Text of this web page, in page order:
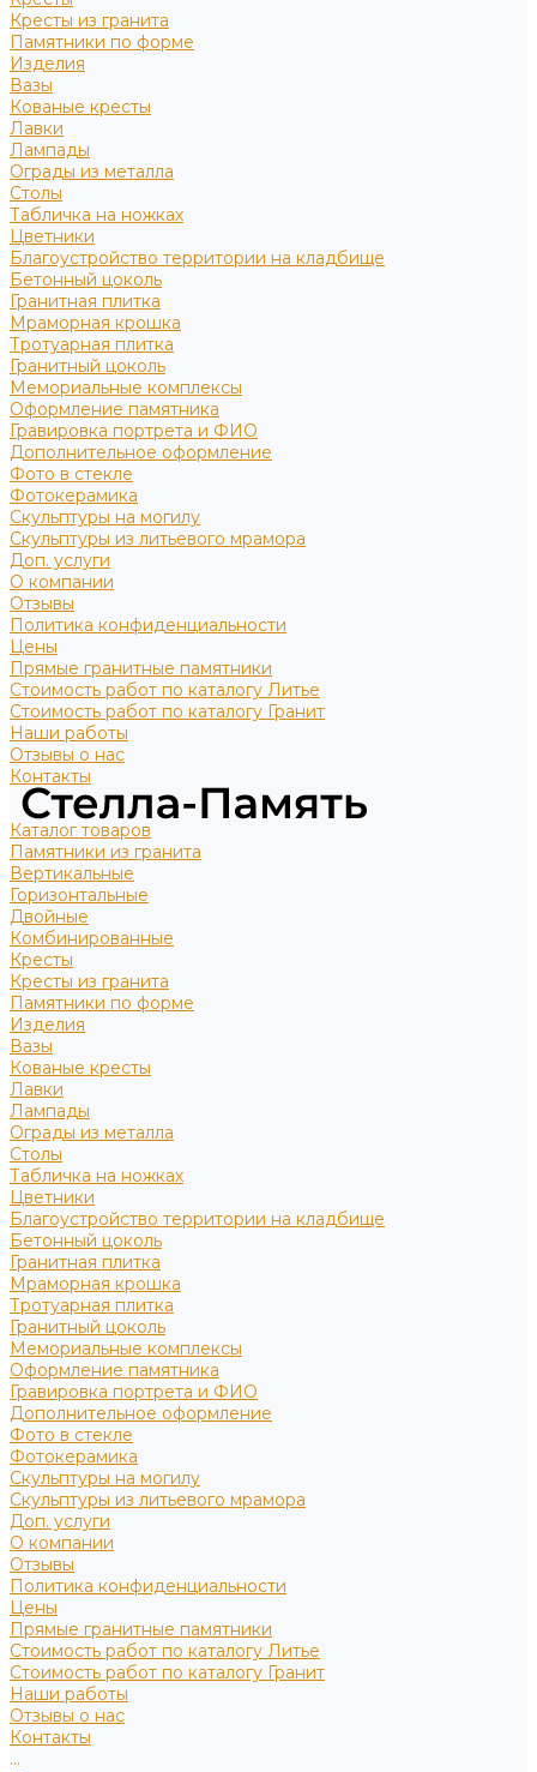
Кресты из гранита
Памятники по форме
Изделия
Вазы
Кованые кресты
Лавки
Лампады
Ограды из металла
Столы
Табличка на ножках
Цветники
Благоустройство территории на кладбище
Бетонный цоколь
Гранитная плитка
Мраморная крошка
Тротуарная плитка
Гранитный цоколь
Мемориальные комплексы
Оформление памятника
Гравировка портрета и ФИО
Дополнительное оформление
Фото в стекле
Фотокерамика
Скульптуры на могилу
Скульптуры из литьевого мрамора
Доп. услуги
О компании
Отзывы
Политика конфиденциальности
Цены
Прямые гранитные памятники
Стоимость работ по каталогу Литье
Стоимость работ по каталогу Гранит
Наши работы
Отзывы о нас
Контакты
Каталог товаров
Памятники из гранита
Вертикальные
Горизонтальные
Двойные
Комбинированные
Кресты
Кресты из гранита
Памятники по форме
Изделия
Вазы
Кованые кресты
Лавки
Лампады
Ограды из металла
Столы
Табличка на ножках
Цветники
Благоустройство территории на кладбище
Бетонный цоколь
Гранитная плитка
Мраморная крошка
Тротуарная плитка
Гранитный цоколь
Мемориальные комплексы
Оформление памятника
Гравировка портрета и ФИО
Дополнительное оформление
Фото в стекле
Фотокерамика
Скульптуры на могилу
Скульптуры из литьевого мрамора
Доп. услуги
О компании
Отзывы
Политика конфиденциальности
Цены
Прямые гранитные памятники
Стоимость работ по каталогу Литье
Стоимость работ по каталогу Гранит
Наши работы
Отзывы о нас
Контакты
...